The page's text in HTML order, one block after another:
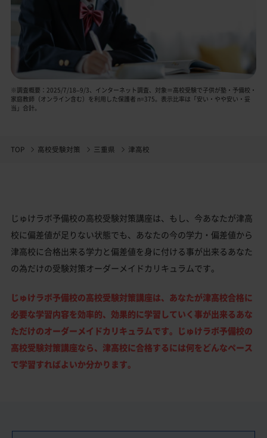
※調査概要：2025/7/18–9/3、インターネット調査、対象＝高校受験で子供が塾・予備校・
家庭教師（オンライン含む）を利用した保護者 n=375。表示比率は「安い・やや安い・妥
当」合計。
TOP 高校受験対策 三重県 津高校
じゅけラボ予備校の高校受験対策講座は、もし、今あなたが津高
校に偏差値が足りない状態でも、あなたの今の学力・偏差値から
津高校に合格出来る学力と偏差値を身に付ける事が出来るあなた
の為だけの受験対策オーダーメイドカリキュラムです。
じゅけラボ予備校の高校受験対策講座は、あなたが津高校合格に
必要な学習内容を効率的、効果的に学習していく事が出来るあな
ただけのオーダーメイドカリキュラムです。じゅけラボ予備校の
高校受験対策講座なら、津高校に合格するには何をどんなペース
で学習すればよいか分かります。